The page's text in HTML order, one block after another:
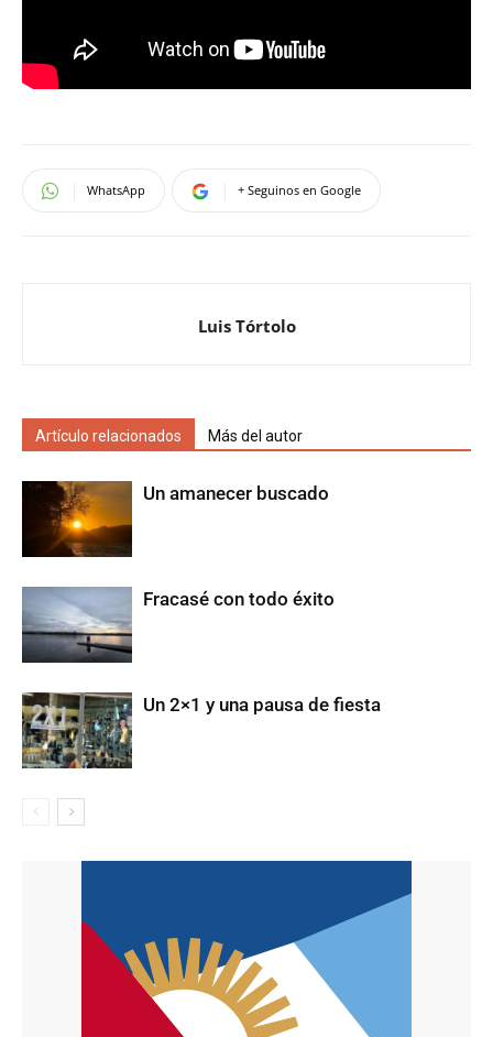
WhatsApp + Seguinos en Google
Luis Tórtolo
Artículo relacionados Más del autor
Un amanecer buscado
Fracasé con todo éxito
Un 2×1 y una pausa de fiesta